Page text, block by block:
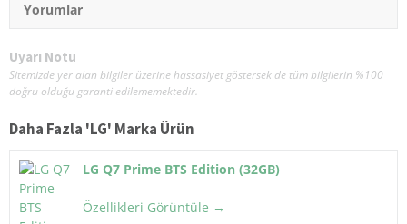
Yorumlar
Uyarı Notu
Sitemizde yer alan bilgiler üzerine hassasiyet göstersek de tüm bilgilerin %100
doğru olduğu garanti edilememektedir.
Daha Fazla 'LG' Marka Ürün
LG Q7 Prime BTS Edition (32GB)
Özellikleri Görüntüle →